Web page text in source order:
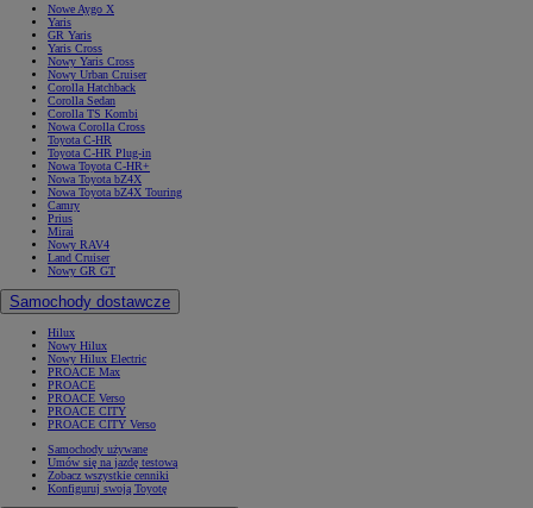
Nowe Aygo X
Yaris
GR Yaris
Yaris Cross
Nowy Yaris Cross
Nowy Urban Cruiser
Corolla Hatchback
Corolla Sedan
Corolla TS Kombi
Nowa Corolla Cross
Toyota C-HR
Toyota C-HR Plug-in
Nowa Toyota C-HR+
Nowa Toyota bZ4X
Nowa Toyota bZ4X Touring
Camry
Prius
Mirai
Nowy RAV4
Land Cruiser
Nowy GR GT
Samochody dostawcze
Hilux
Nowy Hilux
Nowy Hilux Electric
PROACE Max
PROACE
PROACE Verso
PROACE CITY
PROACE CITY Verso
Samochody używane
Umów się na jazdę testową
Zobacz wszystkie cenniki
Konfiguruj swoją Toyotę